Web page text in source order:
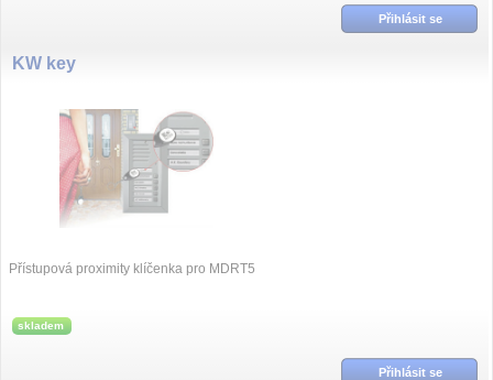
Přihlásit se
KW key
Přístupová proximity klíčenka pro MDRT5
skladem
Přihlásit se